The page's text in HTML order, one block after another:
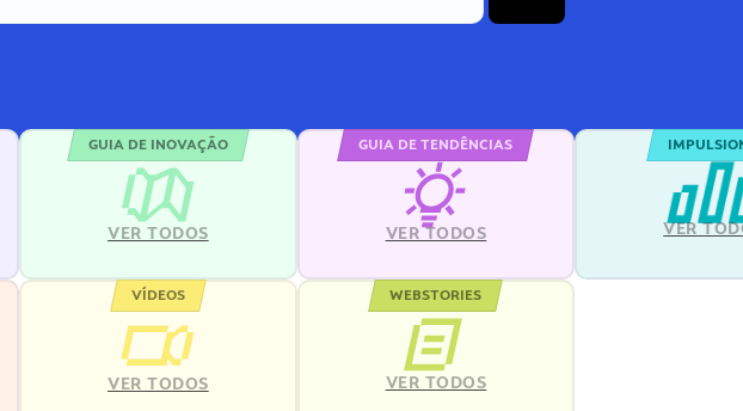
GUIA DE INOVAÇÃO
VER TODOS
GUIA DE TENDÊNCIAS
VER TODOS VER
VÍDEOS
VER TODOS
WEBSTORIES
VER TODOS